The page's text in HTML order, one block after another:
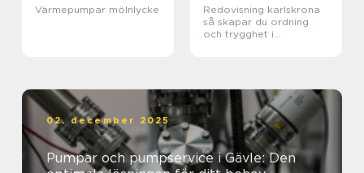
Värmepumpar mölnlycke
Redovisning karlskrona
så skapar du ordning
och trygghet i
02. december 2025
Pumpar och pumpservice i Gävle: Den